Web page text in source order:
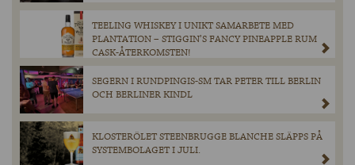
TEELING WHISKEY I UNIKT SAMARBETE MED
PLANTATION – STIGGIN’S FANCY PINEAPPLE RUM
CASK-ÅTERKOMSTEN!
SEGERN I RUNDPINGIS-SM TAR PETER TILL BERLIN
OCH BERLINER KINDL
KLOSTERÖLET STEENBRUGGE BLANCHE SLÄPPS PÅ
SYSTEMBOLAGET I JULI.